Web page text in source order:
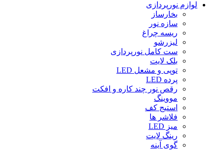
لوازم نورپردازی
بخارساز
سازه نور
ریسه چراغ
لیزرشو
ست کامل نورپردازی
بلک لایت
توپی و مشعل LED
پرده LED
رقص نور چند کاره و افکت
مووینگ
استیج کف
فلاشر ها
میز LED
رینگ لایت
گوی آینه